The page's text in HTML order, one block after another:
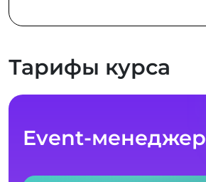
Тарифы курса
Event-менеджер